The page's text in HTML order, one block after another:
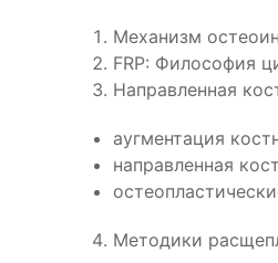
Механизм
FRP: Философия
Направленная
аугментация
направленная
Методики